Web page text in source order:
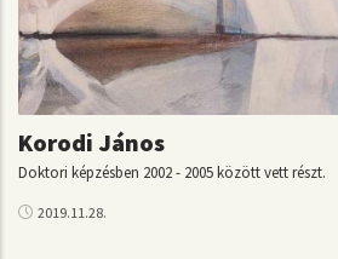
Korodi János
Doktori képzésben 2002 - 2005 között vett részt.
2019.11.28.